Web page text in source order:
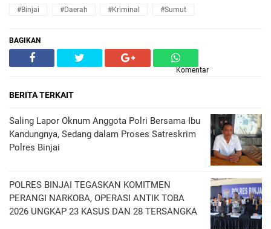
#Binjai #Daerah #Kriminal #Sumut
BAGIKAN
Komentar
BERITA TERKAIT
Saling Lapor Oknum Anggota Polri Bersama Ibu
Kandungnya, Sedang dalam Proses Satreskrim
Polres Binjai
POLRES BINJAI TEGASKAN KOMITMEN
PERANGI NARKOBA, OPERASI ANTIK TOBA
2026 UNGKAP 23 KASUS DAN 28 TERSANGKA